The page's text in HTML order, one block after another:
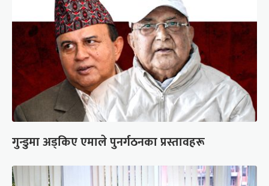
गुन्डुमा अड्किए एमाले पुनर्गठनका प्रस्तावहरू